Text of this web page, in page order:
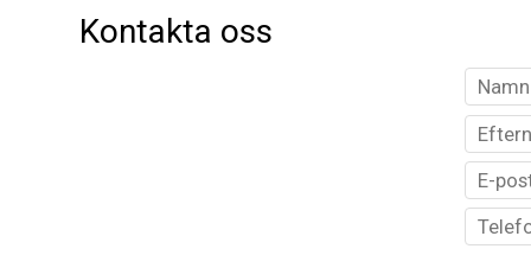
Kontakta oss